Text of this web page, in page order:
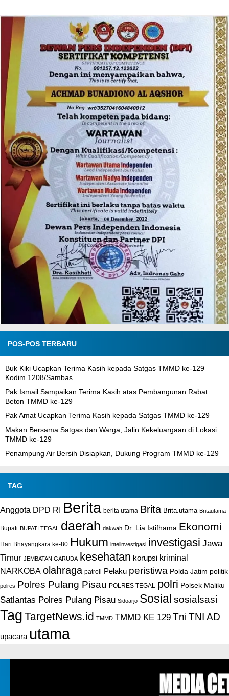
POS-POS TERBARU
Buk Kiki Ucapkan Terima Kasih kepada Satgas TMMD ke-129
Kodim 1208/Sambas
Pak Ismail Sampaikan Terima Kasih atas Pembangunan Rabat
Beton TMMD ke-129
Pak Amat Ucapkan Terima Kasih kepada Satgas TMMD ke-129
Makan Bersama Satgas dan Warga, Jalin Kekeluargaan di Lokasi
TMMD ke-129
Penampung Air Bersih Disiapkan, Dukung Program TMMD ke-129
TAG
Anggota DPD RI Berita berita utama Brita Brita.utama Britautama
Bupati BUPATI TEGAL daerah dakwah Dr. Lia Istifhama Ekonomi
Hari Bhayangkara ke-80 Hukum intelinvestigasi investigasi Jawa
Timur JEMBATAN GARUDA kesehatan korupsi kriminal
NARKOBA olahraga patroli Pelaku peristiwa Polda Jatim politik
polres Polres Pulang Pisau POLRES TEGAL polri Polsek Maliku
Satlantas Polres Pulang Pisau Sidoarjo Sosial sosialsasi
Tag TargetNews.id TMMD TMMD KE 129 Tni TNI AD
upacara utama